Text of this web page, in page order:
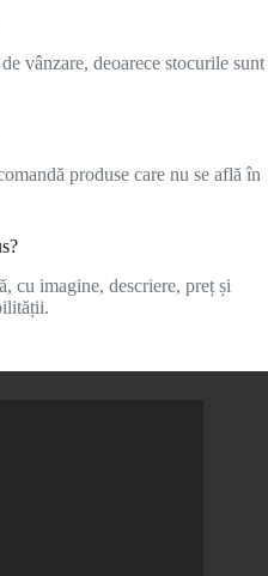
vânzare, deoarece stocurile sunt
produse care nu se află în
cu imagine, descriere, preț și